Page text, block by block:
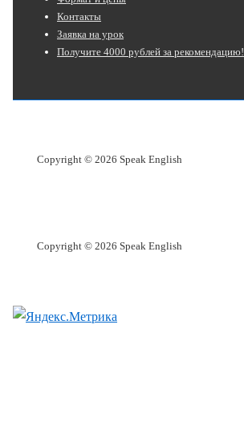
Контакты
Заявка на урок
Получите 4000 рублей за рекомендацию!
Copyright © 2026 Speak English
Copyright © 2026 Speak English